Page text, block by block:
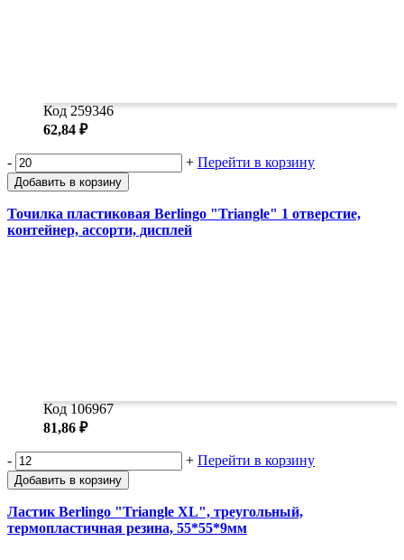
Код 259346
62,84 ₽
- + Перейти в корзину
Добавить в корзину
Точилка пластиковая Berlingo "Triangle" 1 отверстие,
контейнер, ассорти, дисплей
Код 106967
81,86 ₽
- + Перейти в корзину
Добавить в корзину
Ластик Berlingo "Triangle XL", треугольный,
термопластичная резина, 55*55*9мм